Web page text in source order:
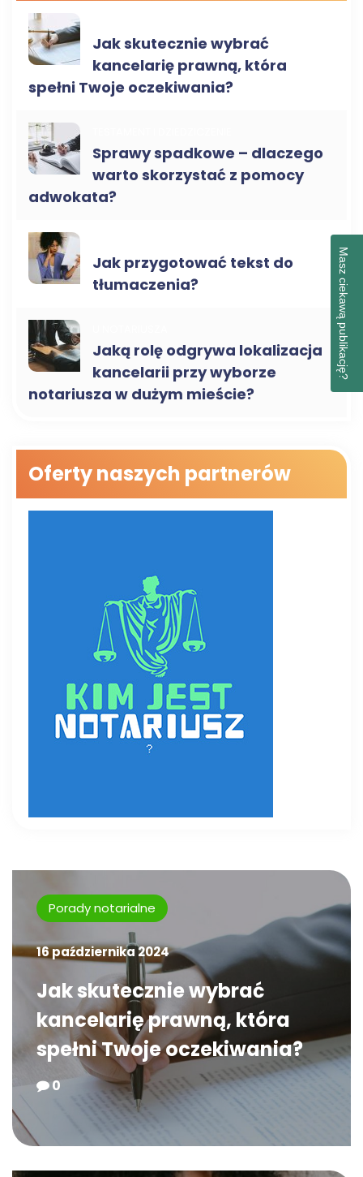
Jak skutecznie wybrać
kancelarię prawną, która
spełni Twoje oczekiwania?
Sprawy spadkowe – dlaczego
warto skorzystać z pomocy
adwokata?
Jak przygotować tekst do
tłumaczenia?
Jaką rolę odgrywa lokalizacja
kancelarii przy wyborze
notariusza w dużym mieście?
Oferty naszych partnerów
Porady notarialne
16 października 2024
Jak skutecznie wybrać
kancelarię prawną, która
spełni Twoje oczekiwania?
0
Masz ciekawą publikację?